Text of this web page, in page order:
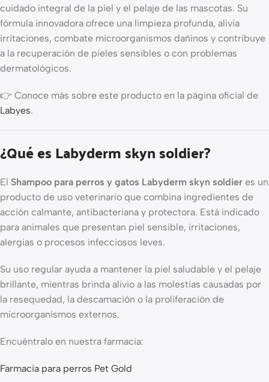
cuidado integral de la piel y el pelaje de las mascotas. Su
fórmula innovadora ofrece una limpieza profunda, alivia
irritaciones, combate microorganismos dañinos y contribuye
a la recuperación de pieles sensibles o con problemas
dermatológicos.
👉 Conoce más sobre este producto en la página oficial de
Labyes.
¿Qué es Labyderm skyn soldier?
El Shampoo para perros y gatos Labyderm skyn soldier es un
producto de uso veterinario que combina ingredientes de
acción calmante, antibacteriana y protectora. Está indicado
para animales que presentan piel sensible, irritaciones,
alergias o procesos infecciosos leves.
Su uso regular ayuda a mantener la piel saludable y el pelaje
brillante, mientras brinda alivio a las molestias causadas por
la resequedad, la descamación o la proliferación de
microorganismos externos.
Encuéntralo en nuestra farmacia:
Farmacia para perros Pet Gold